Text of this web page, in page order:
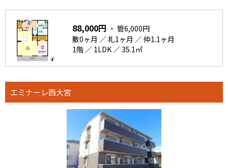
88,000円 ・ 管6,000円
敷0ヶ月 ／ 礼1ヶ月 ／ 仲1.1ヶ月
1階 ／ 1LDK ／ 35.1㎡
エミナーレ西大宮